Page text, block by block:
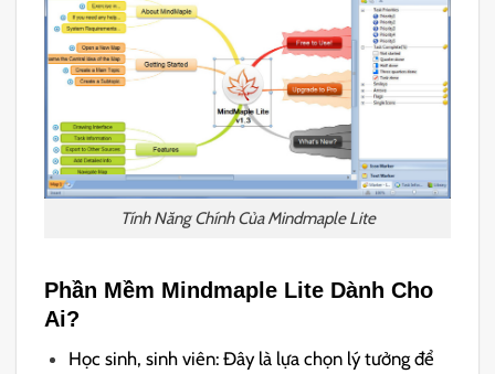
Tính Năng Chính Của Mindmaple Lite
Phần Mềm Mindmaple Lite Dành Cho
Ai?
Học sinh, sinh viên: Đây là lựa chọn lý tưởng để